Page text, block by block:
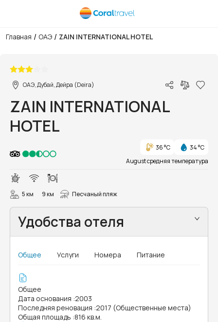
Главная / ОАЭ / ZAIN INTERNATIONAL HOTEL
ОАЭ, Дубай, Дейра (Deira)
ZAIN INTERNATIONAL
HOTEL
36 °C
34 °C
August средняя температура
5 км 9 км Песчаный пляж
Удобства отеля
Общее Услуги Номера Питание
Общее
Дата основания :2003
Последняя реновация :2017 (Общественные места)
Общая площадь :816 кв.м.